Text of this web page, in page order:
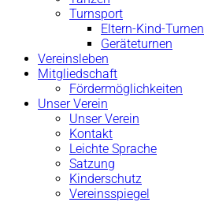
Turnsport
Eltern-Kind-Turnen
Geräteturnen
Vereinsleben
Mitgliedschaft
Fördermöglichkeiten
Unser Verein
Unser Verein
Kontakt
Leichte Sprache
Satzung
Kinderschutz
Vereinsspiegel